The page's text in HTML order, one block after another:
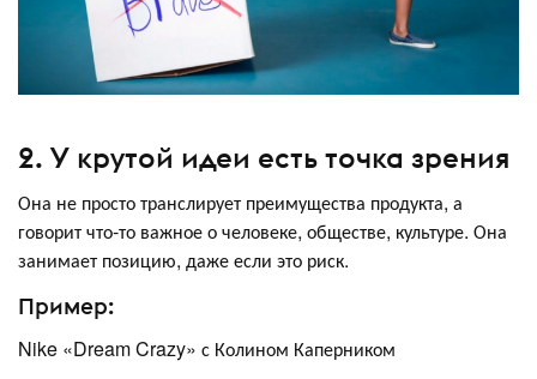
2. У крутой идеи есть точка зрения
Она не просто транслирует преимущества продукта, а
говорит что-то важное о человеке, обществе, культуре. Она
занимает позицию, даже если это риск.
Пример:
Nike «Dream Crazy» с Колином Каперником